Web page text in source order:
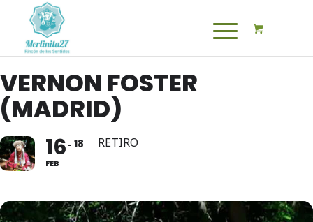
VERNON FOSTER
(MADRID)
16
FEB
18 RETIRO